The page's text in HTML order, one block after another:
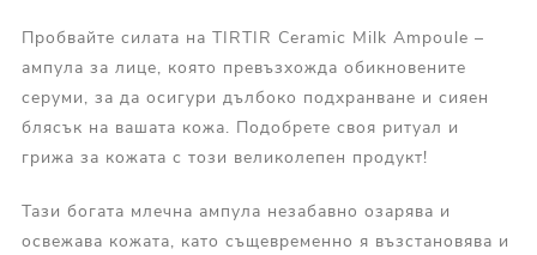
Пробвайте силата на TIRTIR Ceramic Milk Ampoule –
ампула за лице, която превъзхожда обикновените
серуми, за да осигури дълбоко подхранване и сияен
блясък на вашата кожа. Подобрете своя ритуал и
грижа за кожата с този великолепен продукт!
Тази богата млечна ампула незабавно озарява и
освежава кожата, като същевременно я възстановява и